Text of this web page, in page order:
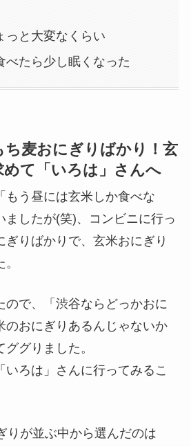
っと大変なくらい
べたら少し眠くなった
ち麦おにぎりばかり！玄
て「いろは」さんへ
もう昼には玄米しか食べな
ましたが(笑)、コンビニに行っ
ぎりばかりで、玄米おにぎり
ので、「渋谷ならどっかおに
のおにぎりあるんじゃないか
グりました。
いろは」さんに行ってみるこ
りが並ぶ中から選んだのは